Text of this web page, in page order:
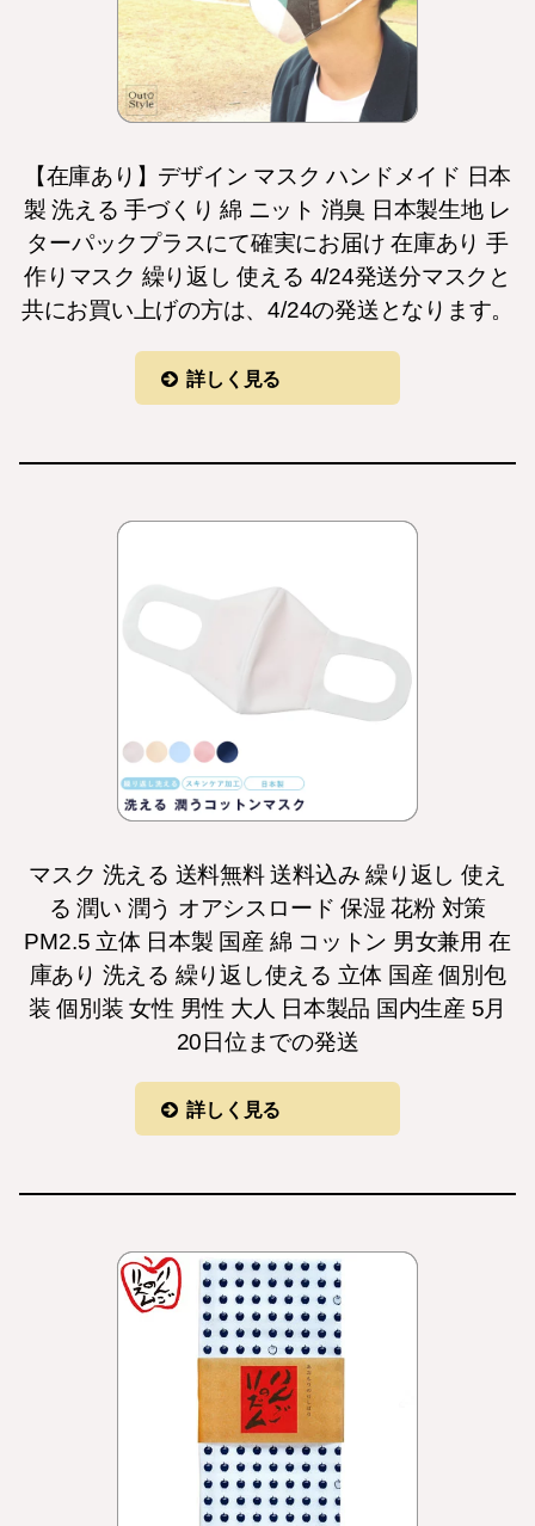
【在庫あり】デザイン マスク ハンドメイド 日本
製 洗える 手づくり 綿 ニット 消臭 日本製生地 レ
ターパックプラスにて確実にお届け 在庫あり 手
作りマスク 繰り返し 使える 4/24発送分マスクと
共にお買い上げの方は、4/24の発送となります。
詳しく見る
マスク 洗える 送料無料 送料込み 繰り返し 使え
る 潤い 潤う オアシスロード 保湿 花粉 対策
PM2.5 立体 日本製 国産 綿 コットン 男女兼用 在
庫あり 洗える 繰り返し使える 立体 国産 個別包
装 個別装 女性 男性 大人 日本製品 国内生産 5月
20日位までの発送
詳しく見る